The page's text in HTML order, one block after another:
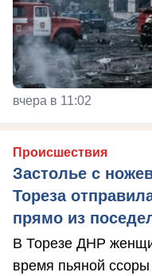
вчера в 11:02
Происшествия
Застолье с
Тореза
прямо из
В Торезе ДНР
время пьяной ссоры